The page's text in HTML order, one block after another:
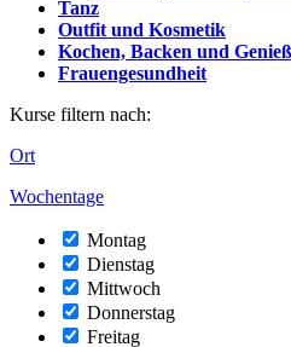
Tanz
Outfit und Kosmetik
Kochen, Backen und
Frauengesundheit
Kurse filtern nach:
Ort
Wochentage
Montag
Dienstag
Mittwoch
Donnerstag
Freitag